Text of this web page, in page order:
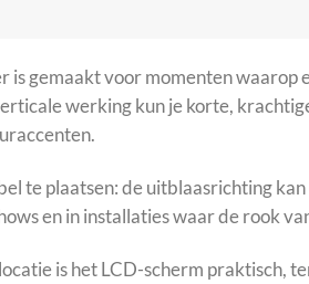
is gemaakt voor momenten
werking kun je korte,
te plaatsen: de uitblaasrichting
en in installaties waar de rook
is het LCD-scherm praktisch,